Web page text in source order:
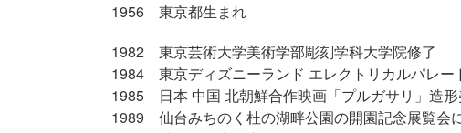
1956 東京都生まれ
1982 東京芸術大学美術学部彫刻学科大学院修了
1984 東京ディズニーランド エレクトリカルパレー
1985 日本 中国 北朝鮮合作映画「プルガサリ」造
1989 仙台みちのく杜の湖畔公園の開園記念展覧会